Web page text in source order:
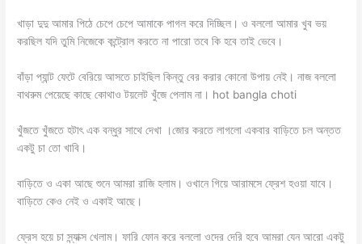
খাড়া দুদু আমার পিঠে চেপে চেপে আমাকে পাগল করে দিচ্ছিল। ও বললো আমার খুব ভয়
করছিল যদি তুমি নিজেকে কন্ট্রোল করতে না পারো তবে কি হবে তাই ভেবে।
বাঁড়া প্যান্ট ফেটে বেরিয়ে আসতে চাইছিল কিন্তু বের করার কোনো উপায় নেই। নাজ বললো
বাথরুম পেয়েছে কাছে কোথাও টয়লেট খুঁজে পেলাম না। hot bangla choti
খুঁজতে খুঁজতে হটাৎ এক বন্ধুর সাথে দেখা ।জোর করতে লাগলো একবার বাড়িতে চল অন্তত
একটু চা তো খাবি।
বাড়িতে ও একা আছে শুনে আমরা রাজি হলাম। ওখানে গিয়ে আরামসে ফ্রেশ হওয়া যাবে।
বাড়িতে কেও নেই ও একাই আছে।
ফ্রেস হয়ে চা স্ন্যাক্স খেলাম। ফারি ফোন করে বললো ওদের দেরি হবে আমরা যেন আরো একটু